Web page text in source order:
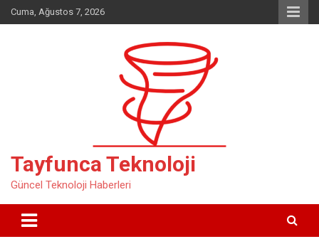
Skip
to
Cuma, Ağustos 7, 2026
Tayfunca Teknoloji
Güncel Teknoloji Haberleri